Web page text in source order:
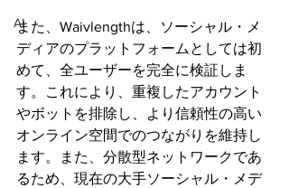
AI
また、Waivlengthは、ソーシャル・メ
ディアのプラットフォームとしては初
めて、全ユーザーを完全に検証しま
す。これにより、重複したアカウント
やボットを排除し、より信頼性の高い
オンライン空間でのつながりを維持し
ます。また、分散型ネットワークであ
るため、現在の大手ソーシャル・メデ